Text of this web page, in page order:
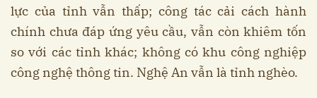
lực của tỉnh vẫn thấp; công tác cải cách hành
chính chưa đáp ứng yêu cầu, vẫn còn khiêm tốn
so với các tỉnh khác; không có khu công nghiệp
công nghệ thông tin. Nghệ An vẫn là tỉnh nghèo.